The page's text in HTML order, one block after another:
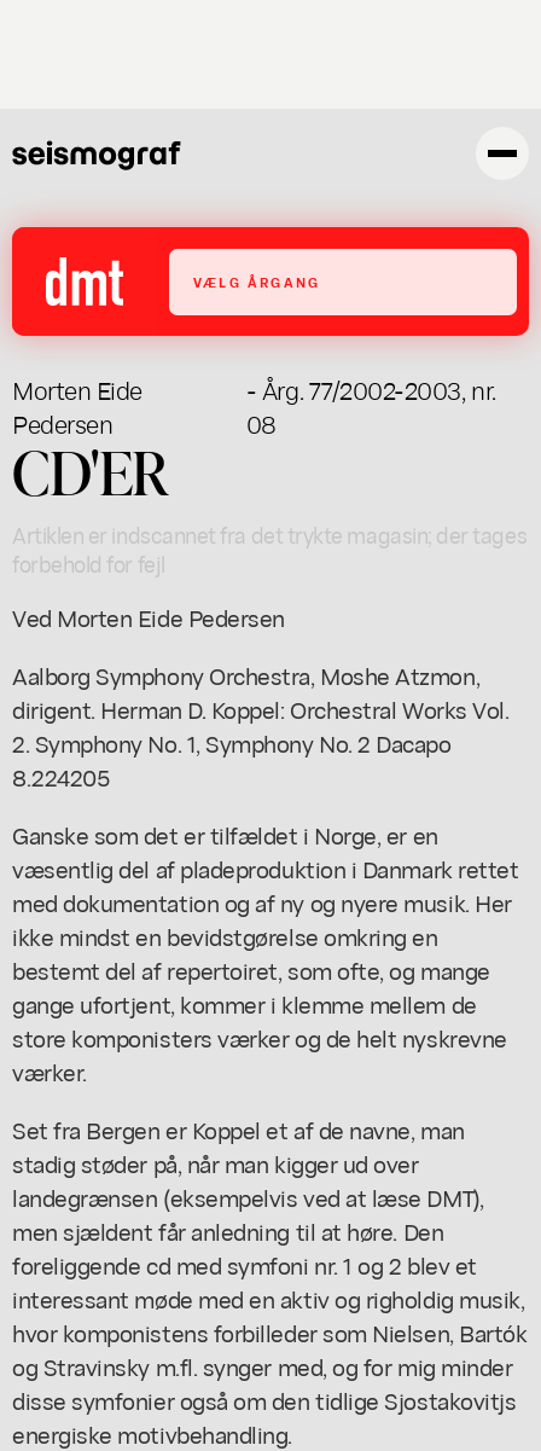
VÆLG ÅRGANG
Morten Eide
Pedersen
- Årg. 77/2002-2003, nr.
08
CD'ER
Artiklen er indscannet fra det trykte magasin; der tages
forbehold for fejl
Ved Morten Eide Pedersen
Aalborg Symphony Orchestra, Moshe Atzmon,
dirigent. Herman D. Koppel: Orchestral Works Vol.
2. Symphony No. 1, Symphony No. 2 Dacapo
8.224205
Ganske som det er tilfældet i Norge, er en
væsentlig del af pladeproduktion i Danmark rettet
med dokumentation og af ny og nyere musik. Her
ikke mindst en bevidstgørelse omkring en
bestemt del af repertoiret, som ofte, og mange
gange ufortjent, kommer i klemme mellem de
store komponisters værker og de helt nyskrevne
værker.
Set fra Bergen er Koppel et af de navne, man
stadig støder på, når man kigger ud over
landegrænsen (eksempelvis ved at læse DMT),
men sjældent får anledning til at høre. Den
foreliggende cd med symfoni nr. 1 og 2 blev et
interessant møde med en aktiv og righoldig musik,
hvor komponistens forbilleder som Nielsen, Bartók
og Stravinsky m.fl. synger med, og for mig minder
disse symfonier også om den tidlige Sjostakovitjs
energiske motivbehandling.